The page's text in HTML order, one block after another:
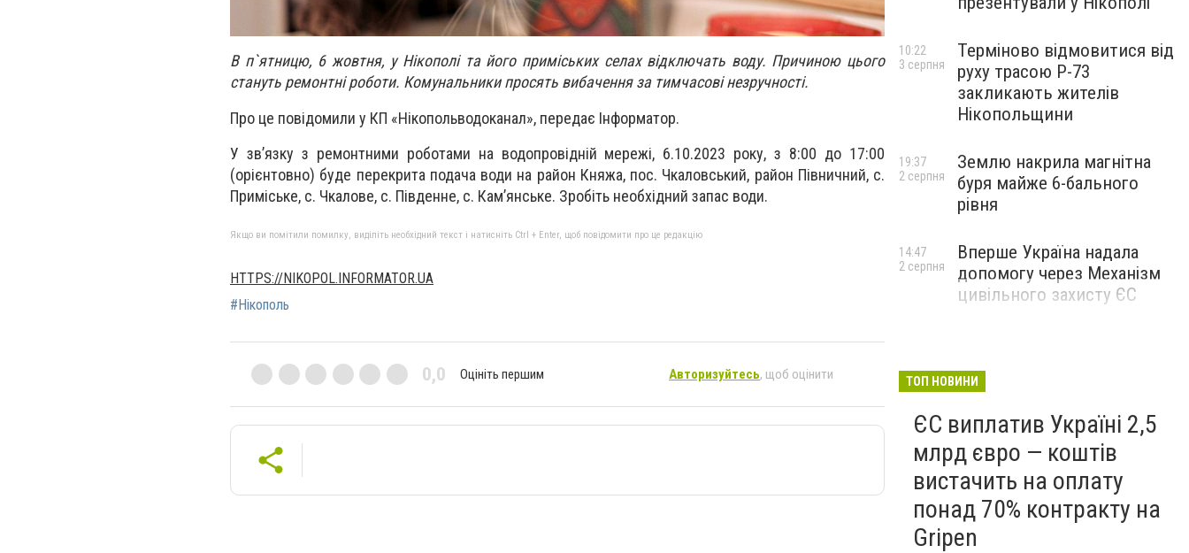
В п`ятницю, 6 жовтня, у Нікополі та його приміських селах відключать воду. Причиною цього
стануть ремонтні роботи. Комунальники просять вибачення за тимчасові незручності.
Про це повідомили у КП «Нікопольводоканал», передає Інформатор.
У зв’язку з ремонтними роботами на водопровідній мережі, 6.10.2023 року, з 8:00 до 17:00
(орієнтовно) буде перекрита подача води на район Княжа, пос. Чкаловський, район Півничний, с.
Приміське, с. Чкалове, с. Південне, с. Кам’янське. Зробіть необхідний запас води.
Якщо ви помітили помилку, виділіть необхідний текст і натисніть Ctrl + Enter, щоб повідомити про це редакцію
HTTPS://NIKOPOL.INFORMATOR.UA
#Нікополь
0,0 Оцініть першим Авторизуйтесь, щоб оцінити
Терміново відмовитися від
руху трасою Р-73
закликають жителів
Нікопольщини
10:22
3 серпня
Землю накрила магнітна
буря майже 6-бального
рівня
19:37
2 серпня
Вперше Україна надала
допомогу через Механізм
цивільного захисту ЄС
14:47
2 серпня
ТОП НОВИНИ
ЄС виплатив Україні 2,5
млрд євро — коштів
вистачить на оплату
понад 70% контракту на
Gripen